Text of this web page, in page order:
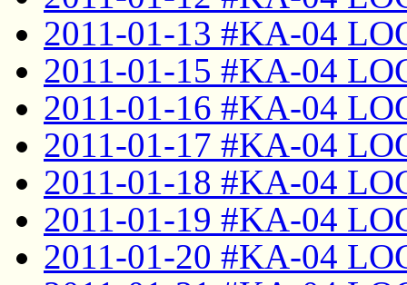
2011-01-13 #KA-04
2011-01-15 #KA-04
2011-01-16 #KA-04
2011-01-17 #KA-04
2011-01-18 #KA-04
2011-01-19 #KA-04
2011-01-20 #KA-04